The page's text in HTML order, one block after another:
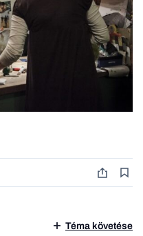
Téma követése